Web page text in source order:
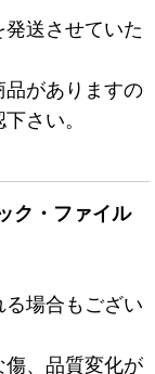
送させていた
がありますの
さい。
ク・ファイル
場合もござい
、品質変化が